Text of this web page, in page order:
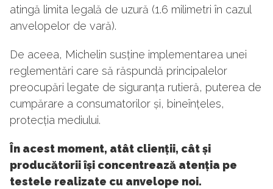
atingă limita legală de uzură (1.6 milimetri în cazul
anvelopelor de vară).
De aceea, Michelin susține implementarea unei
reglementări care să răspundă principalelor
preocupări legate de siguranța rutieră, puterea de
cumpărare a consumatorilor și, bineînțeles,
protecția mediului.
În acest moment, atât clienții, cât și
producătorii își concentrează atenția pe
testele realizate cu anvelope noi.